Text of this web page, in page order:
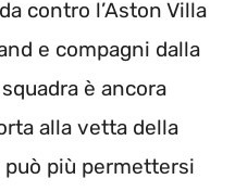
contro l’Aston Villa
e compagni dalla
è ancora
alla vetta della
più permettersi